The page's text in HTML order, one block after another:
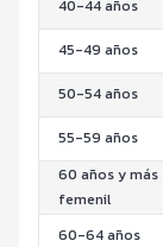
40-44 años
45-49 años
50-54 años
55-59 años
60 años y más
femenil
60-64 años